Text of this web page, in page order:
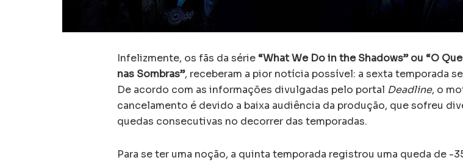
Infelizmente, os fãs da série “What We Do in the Shadows” ou “O
nas Sombras”, receberam a pior notícia possível: a sexta temporada
De acordo com as informações divulgadas pelo portal Deadline, o
cancelamento é devido a baixa audiência da produção, que sofreu
quedas consecutivas no decorrer das temporadas.
Para se ter uma noção, a quinta temporada registrou uma queda de -